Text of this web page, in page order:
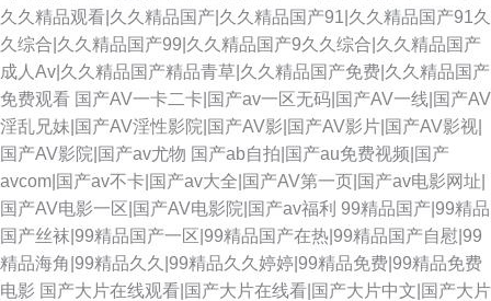
久久精品观看|久久精品国产|久久精品国产91|久久精品国产91久
久综合|久久精品国产99|久久精品国产9久久综合|久久精品国产
成人Av|久久精品国产精品青草|久久精品国产免费|久久精品国产
免费观看 国产AV一卡二卡|国产av一区无码|国产AV一线|国产AV
淫乱兄妹|国产AV淫性影院|国产AV影|国产AV影片|国产AV影视|
国产AV影院|国产av尤物 国产ab自拍|国产au免费视频|国产
avcom|国产av不卡|国产av大全|国产AV第一页|国产av电影网址|
国产AV电影一区|国产AV电影院|国产av福利 99精品国产|99精品
国产丝袜|99精品国产一区|99精品国产在热|99精品国产自慰|99
精品海角|99精品久久|99精品久久婷婷|99精品免费|99精品免费
电影 国产大片在线观看|国产大片在线看|国产大片中文|国产大片